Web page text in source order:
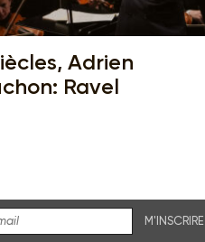
Adrien
Ravel
M'INSCRIRE